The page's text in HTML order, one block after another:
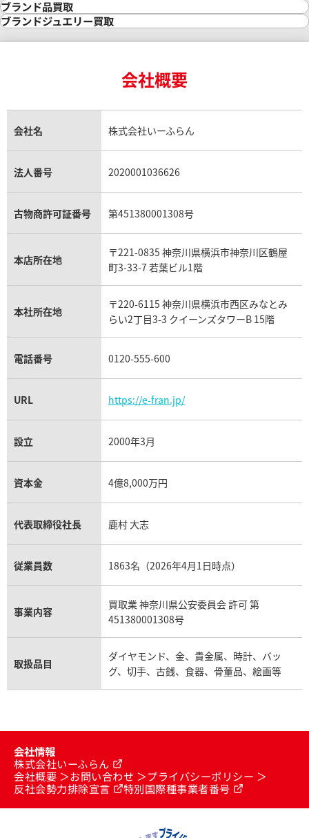
金の参考買取価格一覧
インゴット買取
インゴットの相場価格情報
24金買取
金貨買取
貴金属買取
銀・シルバー買取
パラジウム買取
ダイヤモンド買取
ダイヤモンド・宝石の参考価格一覧
リング・結婚指輪買取
エメラルド買取
トパーズ買取
タンザナイト買取
キャッツアイ買取
アクアマリン買取
時計買取
ロレックス買取
ロレックス デイトナ買取
ロレックス サブマリーナー買取
ロレックス エクスプローラー買取
ロレックス デイトジャスト買取
パテック フィリップノーチラス買取
ヴァシュロン・コンスタンタン買取
オメガ買取
カルティエ買取
フランク ミュラー買取
リシャール・ミル買取
パネライ買取
チューダー（チュードル）買取
ブランド品買取
ブランド買取
シャネル マトラッセ買取
セリーヌ買取
プラダ買取
ブランドジュエリー買取
ヴァンクリーフ＆アーペル買取
ショーメ買取
ダミアーニ買取
モーブッサン買取
会社概要
会社名 株式会社いーふらん
法人番号 2020001036626
古物商許可証番号 第451380001308号
本店所在地
〒221-0835 神奈川県横浜市神奈川区鶴屋
町3-33-7 若葉ビル1階
本社所在地
〒220-6115 神奈川県横浜市西区みなとみ
らい2丁目3-3 クイーンズタワーB 15階
電話番号 0120-555-600
URL https://e-fran.jp/
設立 2000年3月
資本金 4億8,000万円
代表取締役社長 鹿村 大志
従業員数 1863名（2026年4月1日時点）
事業内容
買取業 神奈川県公安委員会 許可 第
451380001308号
取扱品目
ダイヤモンド、金、貴金属、時計、バッ
グ、切手、古銭、食器、骨董品、絵画等
会社情報
株式会社いーふらん
会社概要
お問い合わせ
プライバシーポリシー
反社会勢力排除宣言
特別国際種事業者番号